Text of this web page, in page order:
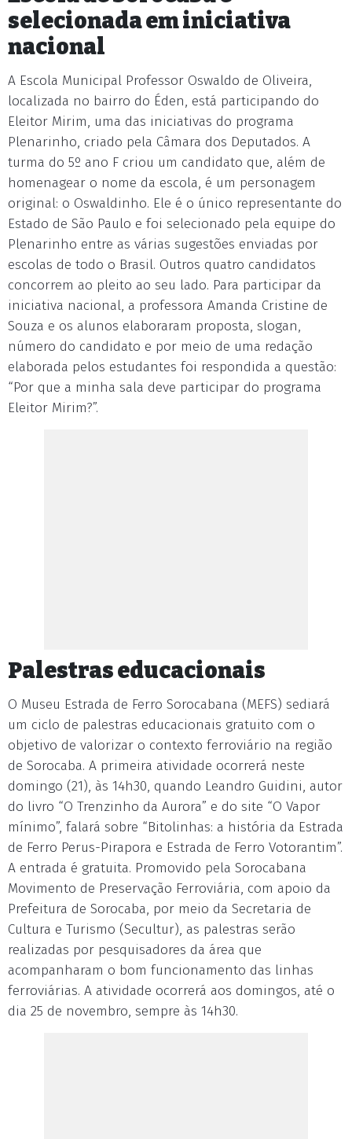
selecionada em iniciativa
nacional
A Escola Municipal Professor Oswaldo de Oliveira,
localizada no bairro do Éden, está participando do
Eleitor Mirim, uma das iniciativas do programa
Plenarinho, criado pela Câmara dos Deputados. A
turma do 5º ano F criou um candidato que, além de
homenagear o nome da escola, é um personagem
original: o Oswaldinho. Ele é o único representante do
Estado de São Paulo e foi selecionado pela equipe do
Plenarinho entre as várias sugestões enviadas por
escolas de todo o Brasil. Outros quatro candidatos
concorrem ao pleito ao seu lado. Para participar da
iniciativa nacional, a professora Amanda Cristine de
Souza e os alunos elaboraram proposta, slogan,
número do candidato e por meio de uma redação
elaborada pelos estudantes foi respondida a questão:
“Por que a minha sala deve participar do programa
Eleitor Mirim?”.
Palestras educacionais
O Museu Estrada de Ferro Sorocabana (MEFS) sediará
um ciclo de palestras educacionais gratuito com o
objetivo de valorizar o contexto ferroviário na região
de Sorocaba. A primeira atividade ocorrerá neste
domingo (21), às 14h30, quando Leandro Guidini, autor
do livro “O Trenzinho da Aurora” e do site “O Vapor
mínimo”, falará sobre “Bitolinhas: a história da Estrada
de Ferro Perus-Pirapora e Estrada de Ferro Votorantim”.
A entrada é gratuita. Promovido pela Sorocabana
Movimento de Preservação Ferroviária, com apoio da
Prefeitura de Sorocaba, por meio da Secretaria de
Cultura e Turismo (Secultur), as palestras serão
realizadas por pesquisadores da área que
acompanharam o bom funcionamento das linhas
ferroviárias. A atividade ocorrerá aos domingos, até o
dia 25 de novembro, sempre às 14h30.